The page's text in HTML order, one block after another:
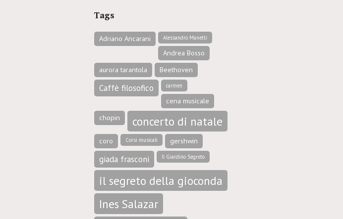
Tags
Adriano Ancarani Alessandro Manetti
Andrea Bosso
aurora tarantola
Beethoven
Caffè filosofico carmen
cena musicale
chopin
concerto di natale
coro Corsi musicali gershwin
giada frasconi Il Giardino Segreto
il segreto della gioconda
Ines Salazar